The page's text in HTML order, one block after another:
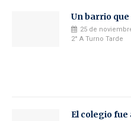
Un barrio
25 de
2° A Turno Tarde
El colegio fue